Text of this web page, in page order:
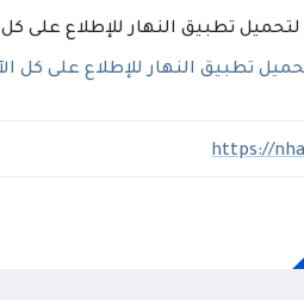
تطبيق النهار للإطلاع على كل
https://